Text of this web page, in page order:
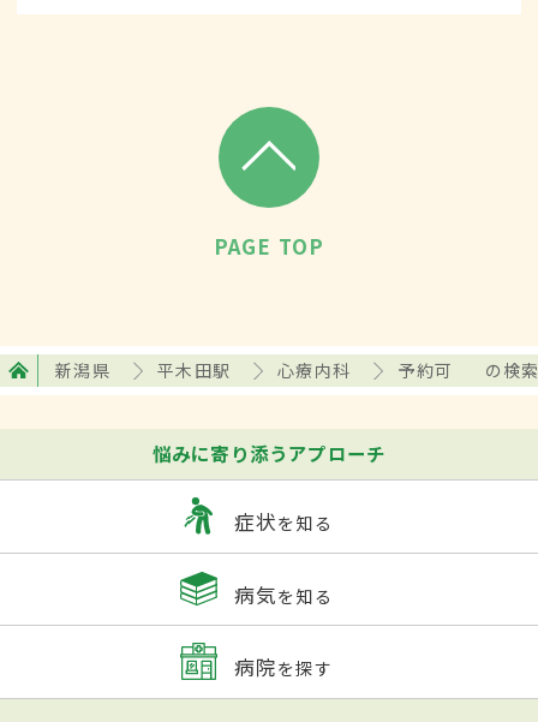
PAGE TOP
新潟県 平木田駅 心療内科 予約可 の検
悩みに寄り添うアプローチ
症状を知る
病気を知る
病院を探す